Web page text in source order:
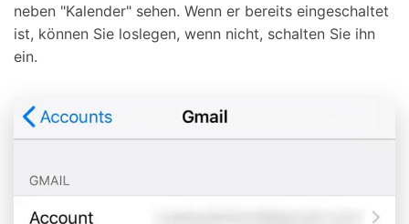
neben "Kalender" sehen. Wenn er bereits eingeschaltet
ist, können Sie loslegen, wenn nicht, schalten Sie ihn
ein.